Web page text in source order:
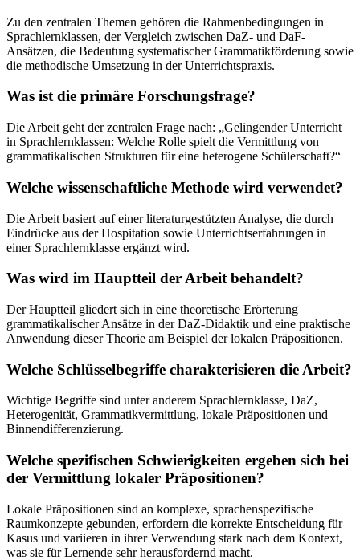
Zu den zentralen Themen gehören die Rahmenbedingungen in
Sprachlernklassen, der Vergleich zwischen DaZ- und DaF-
Ansätzen, die Bedeutung systematischer Grammatikförderung sowie
die methodische Umsetzung in der Unterrichtspraxis.
Was ist die primäre Forschungsfrage?
Die Arbeit geht der zentralen Frage nach: „Gelingender Unterricht
in Sprachlernklassen: Welche Rolle spielt die Vermittlung von
grammatikalischen Strukturen für eine heterogene Schülerschaft?“
Welche wissenschaftliche Methode wird verwendet?
Die Arbeit basiert auf einer literaturgestützten Analyse, die durch
Eindrücke aus der Hospitation sowie Unterrichtserfahrungen in
einer Sprachlernklasse ergänzt wird.
Was wird im Hauptteil der Arbeit behandelt?
Der Hauptteil gliedert sich in eine theoretische Erörterung
grammatikalischer Ansätze in der DaZ-Didaktik und eine praktische
Anwendung dieser Theorie am Beispiel der lokalen Präpositionen.
Welche Schlüsselbegriffe charakterisieren die Arbeit?
Wichtige Begriffe sind unter anderem Sprachlernklasse, DaZ,
Heterogenität, Grammatikvermittlung, lokale Präpositionen und
Binnendifferenzierung.
Welche spezifischen Schwierigkeiten ergeben sich bei
der Vermittlung lokaler Präpositionen?
Lokale Präpositionen sind an komplexe, sprachenspezifische
Raumkonzepte gebunden, erfordern die korrekte Entscheidung für
Kasus und variieren in ihrer Verwendung stark nach dem Kontext,
was sie für Lernende sehr herausfordernd macht.